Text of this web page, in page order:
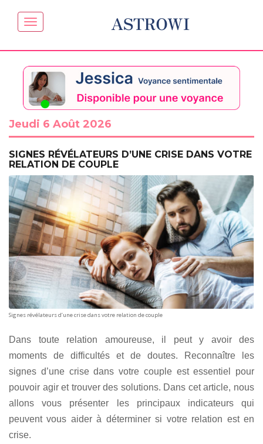
ASTROWI
Jeudi 6 Août 2026
SIGNES RÉVÉLATEURS D’UNE CRISE DANS VOTRE
RELATION DE COUPLE
Signes révélateurs d’une crise dans votre relation de couple
Dans toute relation amoureuse, il peut y avoir des
moments de difficultés et de doutes. Reconnaître les
signes d’une crise dans votre couple est essentiel pour
pouvoir agir et trouver des solutions. Dans cet article, nous
allons vous présenter les principaux indicateurs qui
peuvent vous aider à déterminer si votre relation est en
crise.